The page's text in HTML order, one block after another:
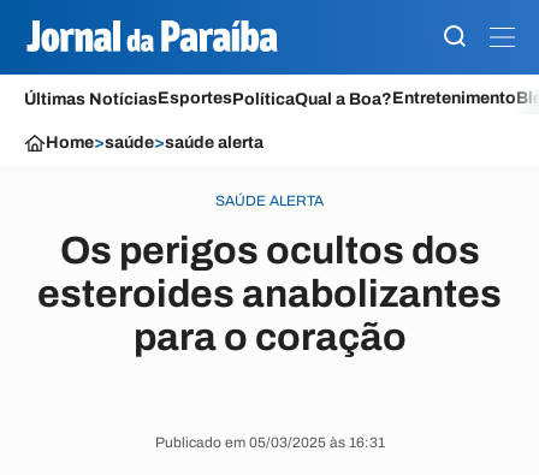
Últimas NotíciasEsportesPolíticaQual a Boa?Entretenimento
Home>saúde>saúde alerta
SAÚDE ALERTA
Os perigos ocultos dos
esteroides anabolizantes
para o coração
Publicado em 05/03/2025 às 16:31